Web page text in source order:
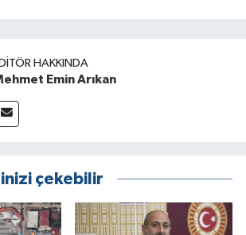
HAKKINDA
Emin Arıkan
çekebilir